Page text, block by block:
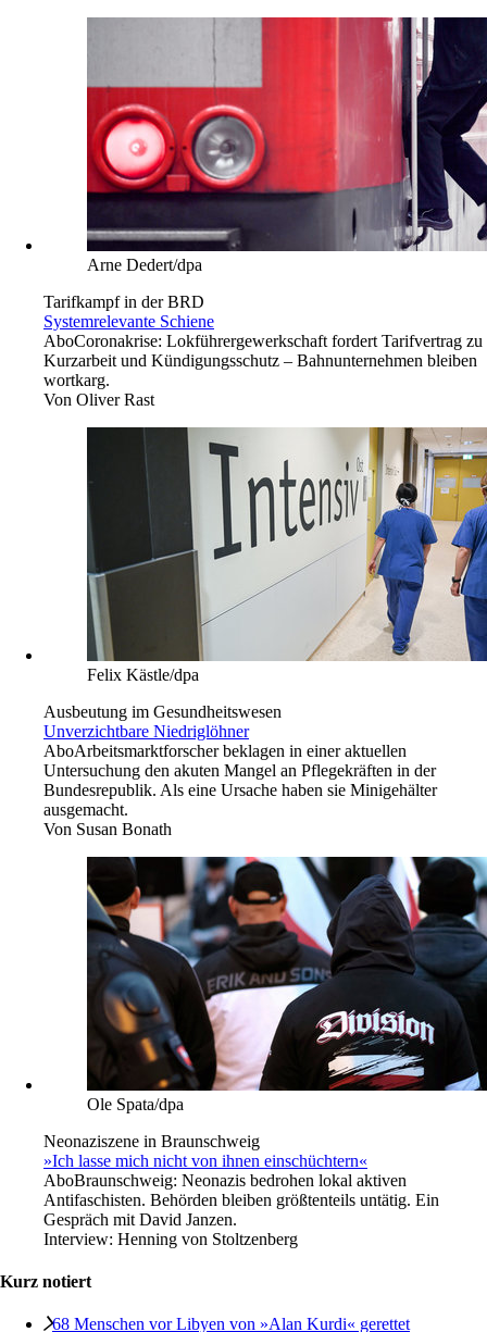
Arne Dedert/dpa
Tarifkampf in der BRD
Systemrelevante Schiene
AboCoronakrise: Lokführergewerkschaft fordert Tarifvertrag zu
Kurzarbeit und Kündigungsschutz – Bahnunternehmen bleiben
wortkarg.
Von Oliver Rast
Felix Kästle/dpa
Ausbeutung im Gesundheitswesen
Unverzichtbare Niedriglöhner
AboArbeitsmarktforscher beklagen in einer aktuellen
Untersuchung den akuten Mangel an Pflegekräften in der
Bundesrepublik. Als eine Ursache haben sie Minigehälter
ausgemacht.
Von Susan Bonath
Ole Spata/dpa
Neonaziszene in Braunschweig
»Ich lasse mich nicht von ihnen einschüchtern«
AboBraunschweig: Neonazis bedrohen lokal aktiven
Antifaschisten. Behörden bleiben größtenteils untätig. Ein
Gespräch mit David Janzen.
Interview: Henning von Stoltzenberg
Kurz notiert
68 Menschen vor Libyen von »Alan Kurdi« gerettet